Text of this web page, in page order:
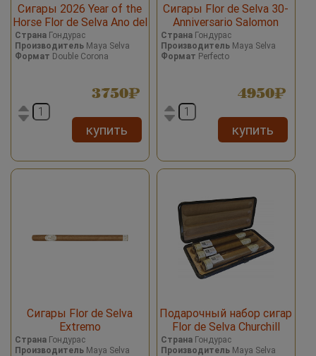
Сигары 2026 Year of the
Horse Flor de Selva Ano del
Caballo
Страна Гондурас
Производитель Maya Selva
Формат Double Corona
3750
купить
Сигары Flor de Selva 30-
Anniversario Salomon
СтранаГондурас
ПроизводительMaya Selva
Формат Perfecto
4950
купить
Сигары Flor de Selva
Extremo
Страна Гондурас
Производитель Maya Selva
Подарочный набор сигар
Flor de Selva Churchill
СтранаГондурас
ПроизводительMaya Selva